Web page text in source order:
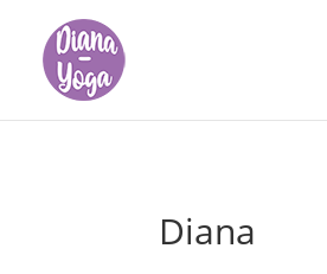
Diana